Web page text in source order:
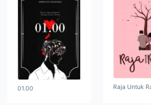
01.00 Raja Untuk